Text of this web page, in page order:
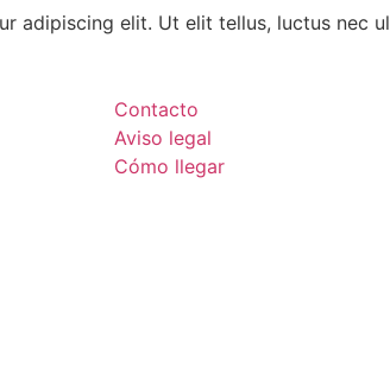
adipiscing elit. Ut elit tellus, luctus nec
Contacto
Aviso legal
Cómo llegar